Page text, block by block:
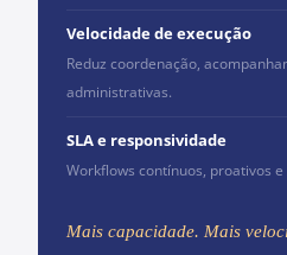
Velocidade de execução
Reduz coordenação,
administrativas.
SLA e responsividade
Workflows contínuos, proativos e
Mais capacidade. Mais